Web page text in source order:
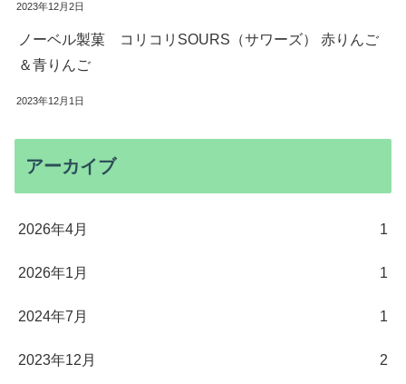
2023年12月2日
ノーベル製菓 コリコリSOURS（サワーズ） 赤りんご
＆青りんご
2023年12月1日
アーカイブ
2026年4月 1
2026年1月 1
2024年7月 1
2023年12月 2